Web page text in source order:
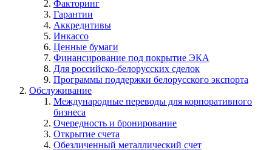
Факторинг
Гарантии
Аккредитивы
Инкассо
Ценные бумаги
Финансирование под покрытие ЭКА
Для российско-белорусских сделок
Программы поддержки белорусского экспорта
Обслуживание
Международные переводы для корпоративного
бизнеса
Очередность и бронирование
Открытие счета
Обезличенный металлический счет